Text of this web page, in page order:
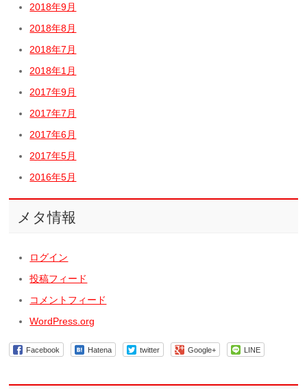
2018年9月
2018年8月
2018年7月
2018年1月
2017年9月
2017年7月
2017年6月
2017年5月
2016年5月
メタ情報
ログイン
投稿フィード
コメントフィード
WordPress.org
Facebook Hatena twitter Google+ LINE